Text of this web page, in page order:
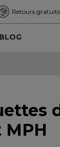
Retours gratuits
BLOG
MPH